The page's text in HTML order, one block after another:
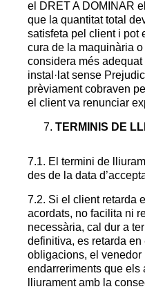
el DRET A DOMINAR
que la quantitat total
satisfeta pel client i pot
cura de la maquinària
considera més
instal·lat sense
prèviament cobraven
el client va renunciar
TERMINIS DE
7.1. El termini de
des de la data
7.2. Si el client retarda
acordats, no facilita ni
necessària, cal dur a
definitiva, es retarda
obligacions, el venedor
endarreriments que els
lliurament amb la